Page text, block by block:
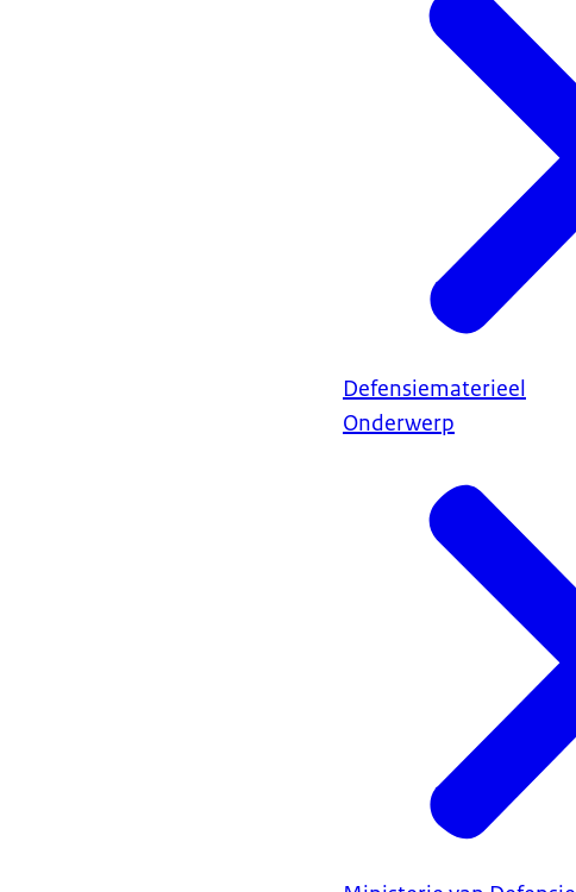
Defensiematerieel
Onderwerp